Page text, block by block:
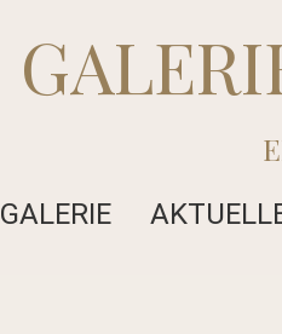
GALERIE